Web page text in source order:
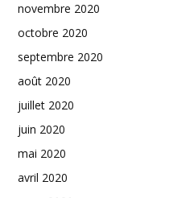
novembre 2020
octobre 2020
septembre 2020
août 2020
juillet 2020
juin 2020
mai 2020
avril 2020